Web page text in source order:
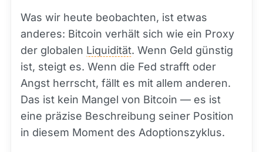
Was wir heute beobachten, ist etwas
anderes: Bitcoin verhält sich wie ein Proxy
der globalen Liquidität. Wenn Geld günstig
ist, steigt es. Wenn die Fed strafft oder
Angst herrscht, fällt es mit allem anderen.
Das ist kein Mangel von Bitcoin — es ist
eine präzise Beschreibung seiner Position
in diesem Moment des Adoptionszyklus.